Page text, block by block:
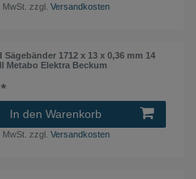
zzgl.Versandkosten
Sägebänder 1712 x 13 x 0,36 mm 14
Metabo Elektra Beckum
In den Warenkorb
zzgl.Versandkosten